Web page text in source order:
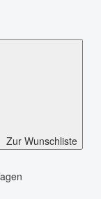
Zur Wunschliste